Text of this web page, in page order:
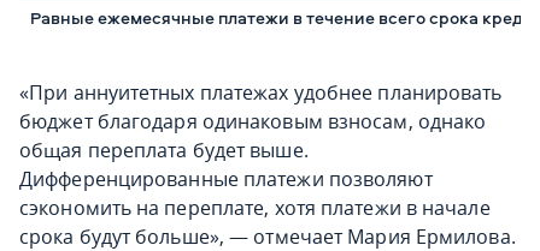
Равные ежемесячные платежи в течение всего срока
«При аннуитетных платежах удобнее планировать
бюджет благодаря одинаковым взносам, однако
общая переплата будет выше.
Дифференцированные платежи позволяют
сэкономить на переплате, хотя платежи в начале
срока будут больше», — отмечает Мария Ермилова.